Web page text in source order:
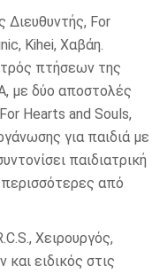
Διευθυντής, For
Kihei, Χαβάη.
πτήσεων της
με δύο αποστολές
Hearts and Souls,
για παιδιά με
παιδιατρική
περισσότερες από
Χειρουργός,
ειδικός στις